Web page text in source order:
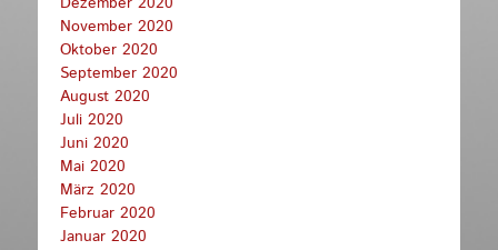
November 2020
Oktober 2020
September 2020
August 2020
Juli 2020
Juni 2020
Mai 2020
März 2020
Februar 2020
Januar 2020